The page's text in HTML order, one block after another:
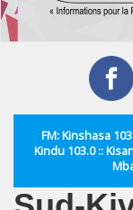
FM: Kinshasa
Kindu 103.0 ::